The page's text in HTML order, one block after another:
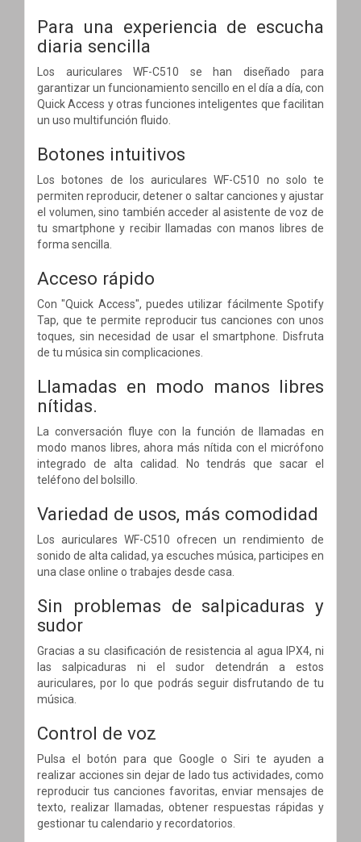
Para una experiencia de escucha
diaria sencilla
Los auriculares WF-C510 se han diseñado para
garantizar un funcionamiento sencillo en el día a día, con
Quick Access y otras funciones inteligentes que facilitan
un uso multifunción fluido.
Botones intuitivos
Los botones de los auriculares WF-C510 no solo te
permiten reproducir, detener o saltar canciones y ajustar
el volumen, sino también acceder al asistente de voz de
tu smartphone y recibir llamadas con manos libres de
forma sencilla.
Acceso rápido
Con "Quick Access", puedes utilizar fácilmente Spotify
Tap, que te permite reproducir tus canciones con unos
toques, sin necesidad de usar el smartphone. Disfruta
de tu música sin complicaciones.
Llamadas en modo manos libres
nítidas.
La conversación fluye con la función de llamadas en
modo manos libres, ahora más nítida con el micrófono
integrado de alta calidad. No tendrás que sacar el
teléfono del bolsillo.
Variedad de usos, más comodidad
Los auriculares WF-C510 ofrecen un rendimiento de
sonido de alta calidad, ya escuches música, participes en
una clase online o trabajes desde casa.
Sin problemas de salpicaduras y
sudor
Gracias a su clasificación de resistencia al agua IPX4, ni
las salpicaduras ni el sudor detendrán a estos
auriculares, por lo que podrás seguir disfrutando de tu
música.
Control de voz
Pulsa el botón para que Google o Siri te ayuden a
realizar acciones sin dejar de lado tus actividades, como
reproducir tus canciones favoritas, enviar mensajes de
texto, realizar llamadas, obtener respuestas rápidas y
gestionar tu calendario y recordatorios.